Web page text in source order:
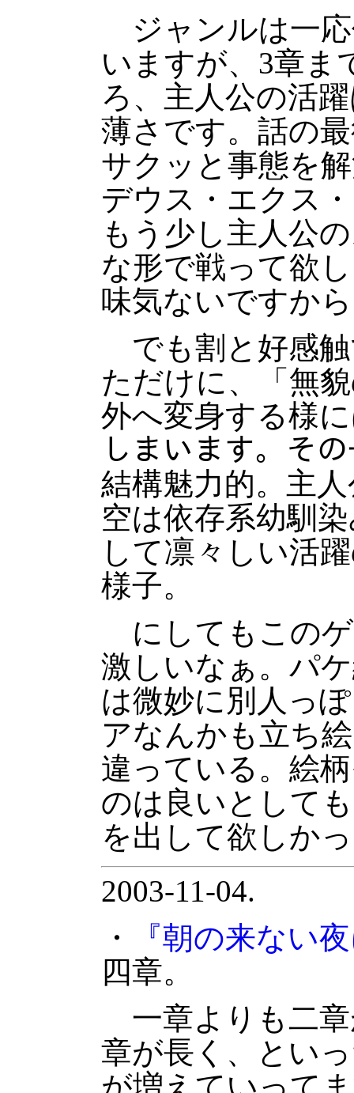
ジャンルは一
いますが、3章ま
ろ、主人公の活
薄さです。話の
サクッと事態を
デウス・エクス
もう少し主人公
な形で戦って欲
味気ないですか
でも割と好感触
ただけに、「無
外へ変身する様
しまいます。そ
結構魅力的。主
空は依存系幼馴
して凛々しい活
様子。
にしてもこの
激しいなぁ。パ
は微妙に別人っ
アなんかも立ち
違っている。絵
のは良いとして
を出して欲しか
2003-11-04.
・
『朝の来ない
四章。
一章よりも二章
章が長く、とい